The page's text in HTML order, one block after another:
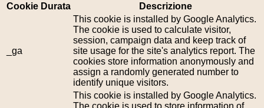
Cookie Durata Descrizione
_ga
This cookie is installed by Google Analytics.
The cookie is used to calculate visitor,
session, campaign data and keep track of
site usage for the site's analytics report. The
cookies store information anonymously and
assign a randomly generated number to
identify unique visitors.
This cookie is installed by Google Analytics.
The cookie is used to store information of